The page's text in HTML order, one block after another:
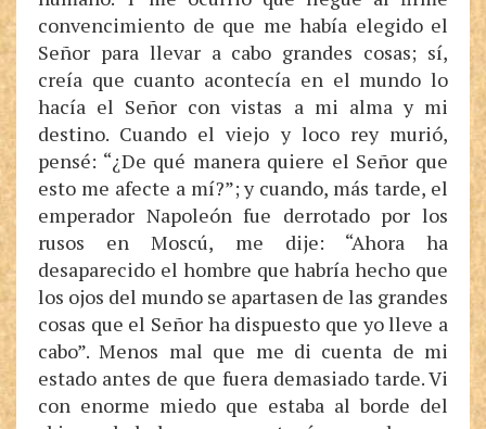
convencimiento de que me había elegido el
Señor para llevar a cabo grandes cosas; sí,
creía que cuanto acontecía en el mundo lo
hacía el Señor con vistas a mi alma y mi
destino. Cuando el viejo y loco rey murió,
pensé: “¿De qué manera quiere el Señor que
esto me afecte a mí?”; y cuando, más tarde, el
emperador Napoleón fue derrotado por los
rusos en Moscú, me dije: “Ahora ha
desaparecido el hombre que habría hecho que
los ojos del mundo se apartasen de las grandes
cosas que el Señor ha dispuesto que yo lleve a
cabo”. Menos mal que me di cuenta de mi
estado antes de que fuera demasiado tarde. Vi
con enorme miedo que estaba al borde del